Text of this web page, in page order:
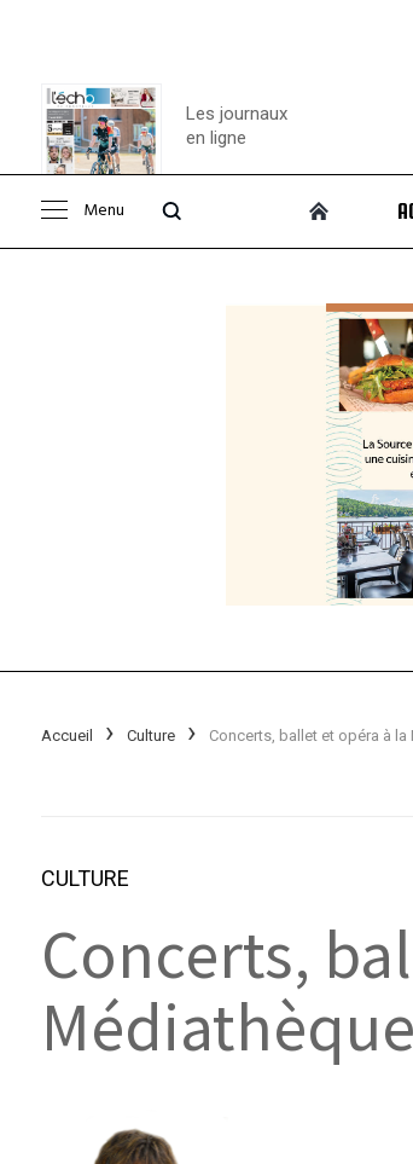
Consulter le
Les journaux
en ligne
Menu
Accueil Culture
CULTURE
Concerts,